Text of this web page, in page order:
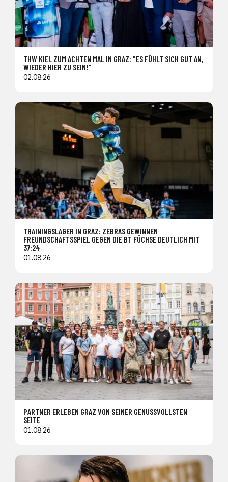
THW KIEL ZUM ACHTEN MAL IN GRAZ: "ES FÜHLT SICH GUT AN,
WIEDER HIER ZU SEIN!"
02.08.26
TRAININGSLAGER IN GRAZ: ZEBRAS GEWINNEN
FREUNDSCHAFTSSPIEL GEGEN DIE BT FÜCHSE DEUTLICH MIT
37:24
01.08.26
PARTNER ERLEBEN GRAZ VON SEINER GENUSSVOLLSTEN
SEITE
01.08.26